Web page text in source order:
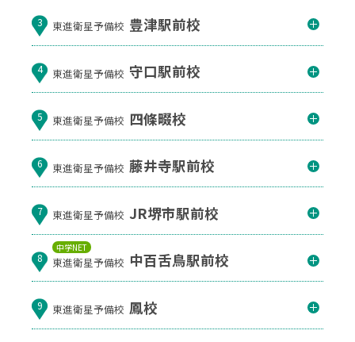
3 東進衛星予備校 豊津駅前校
4 東進衛星予備校 守口駅前校
5 東進衛星予備校 四條畷校
6 東進衛星予備校 藤井寺駅前校
7 東進衛星予備校 JR堺市駅前校
中学NET
8 東進衛星予備校 中百舌鳥駅前校
9 東進衛星予備校 鳳校